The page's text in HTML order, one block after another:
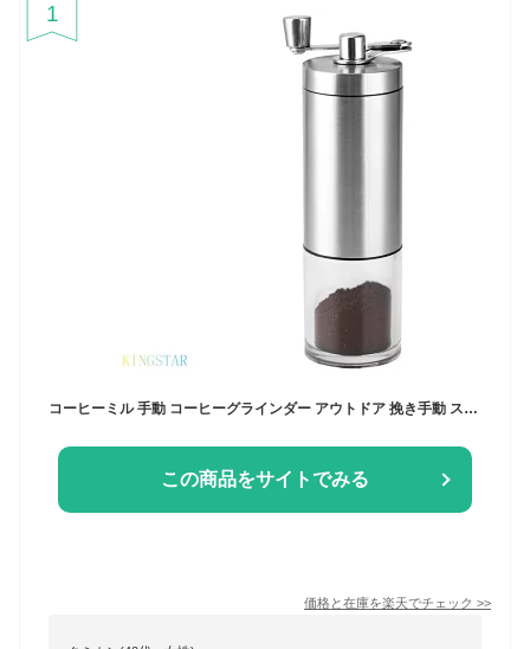
1
コーヒーミル 手動 コーヒーグラインダー アウトドア 挽き手動 ステンレス セラミック臼式 防錆 段階粗さ調整 便利 毎日新鮮 家庭 軽量 携帯 キャンプ ハイキング 旅行用 お手入れ簡単 初心者【海外通販】
この商品をサイトでみる
価格と在庫を楽天でチェック >>